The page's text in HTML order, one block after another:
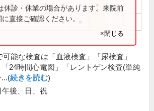
● ● ● ● ●
● ● ●
休診・休業の場合があります。来院前
直接ご確認ください。
×閉じる
可能な検査は「血液検査」「尿検査」
「24時間心電図」「レントゲン検査(単純
...(続きを読む)
午後、日、祝